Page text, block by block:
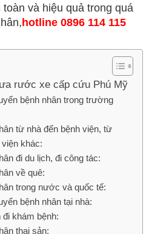
và hiệu quả trong quá
hotline 0896 114 115
rước xe cấp cứu Phú Mỹ
bệnh nhân trong trường
từ nhà đến bệnh viện, từ
khác:
đi du lịch, đi công tác:
về quê:
trong nước và quốc tế:
bệnh nhân tại nhà:
khám bệnh:
thai sản: